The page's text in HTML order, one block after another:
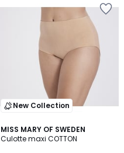
New Collection
MISS MARY OF SWEDEN
Culotte maxi COTTON